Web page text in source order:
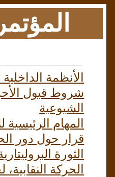
الأنظمة
شروط قبول
الشيوعية
المهام الرئيسية
قرار حول دور
الثورة
الحركة